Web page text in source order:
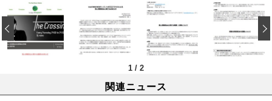
1 / 2
‹
関連ニュース